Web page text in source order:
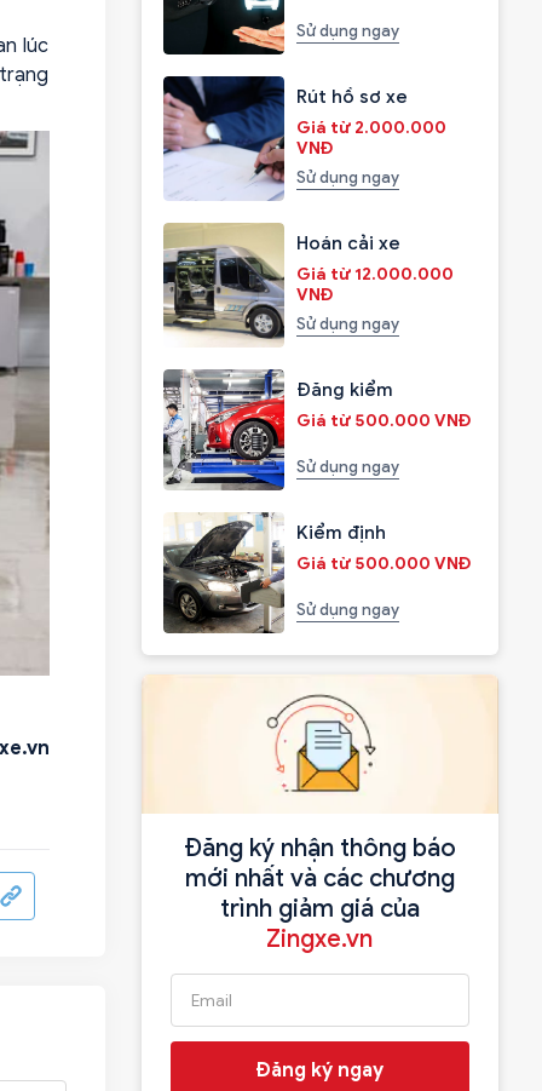
lúc
Sử dụng ngay
Rút hồ sơ xe
Giá từ 2.000.000
VNĐ
Sử dụng ngay
Hoán cải xe
Giá từ 12.000.000
VNĐ
Sử dụng ngay
Đăng kiểm
Giá từ 500.000 VNĐ
Sử dụng ngay
Kiểm định
Giá từ 500.000 VNĐ
Sử dụng ngay
Đăng ký nhận thông báo
mới nhất và các chương
trình giảm giá của
Zingxe.vn
Đăng ký ngay